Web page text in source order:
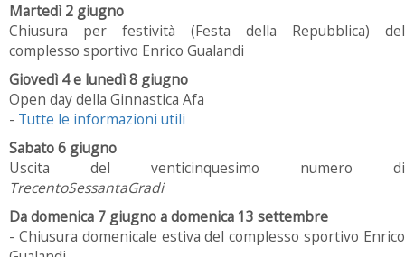
Martedì 2 giugno
Chiusura per festività (Festa della Repubblica) del
complesso sportivo Enrico Gualandi
Giovedì 4 e lunedì 8 giugno
Open day della Ginnastica Afa
- Tutte le informazioni utili
Sabato 6 giugno
Uscita del venticinquesimo numero di
TrecentoSessantaGradi
Da domenica 7 giugno a domenica 13 settembre
- Chiusura domenicale estiva del complesso sportivo Enrico